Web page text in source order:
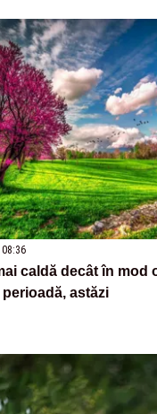
08:36
caldă decât în mod
astăzi